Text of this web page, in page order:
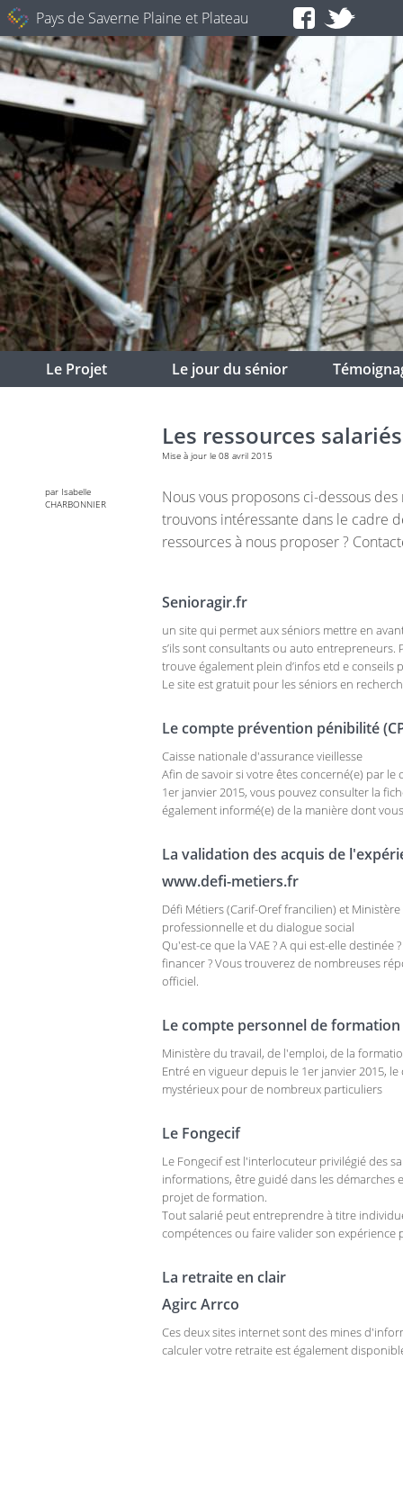
Pays de Saverne Plaine et Plateau
Le jour du sénior
Le Projet
Les ressources salariés
Mise à jour le 08 avril 2015
par Isabelle
Nous vous proposons ci-dessous
trouvons intéressante dans le cadre
ressources à nous proposer ?
CHARBONNIER
Senioragir.fr
un site qui permet aux séniors mettre en
s’ils sont consultants ou auto entrepreneurs.
trouve également plein d’infos etd e
Le site est gratuit pour les séniors en
Le compte prévention pénibilité
Caisse nationale d'assurance vieillesse
Afin de savoir si votre êtes concerné(e) par
1er janvier 2015, vous pouvez consulter la
également informé(e) de la manière dont
La validation des acquis de
www.defi-metiers.fr
Défi Métiers (Carif-Oref francilien) et
professionnelle et du dialogue social
Qu'est-ce que la VAE ? A qui est-elle
financer ? Vous trouverez de nombreuses
officiel.
Le compte personnel de formation
Ministère du travail, de l'emploi, de la
Entré en vigueur depuis le 1er janvier 2015,
mystérieux pour de nombreux particuliers
Le Fongecif
Le Fongecif est l'interlocuteur privilégié des
informations, être guidé dans les
projet de formation.
Tout salarié peut entreprendre à titre
compétences ou faire valider son
La retraite en clair
Agirc Arrco
Ces deux sites internet sont des mines
calculer votre retraite est également